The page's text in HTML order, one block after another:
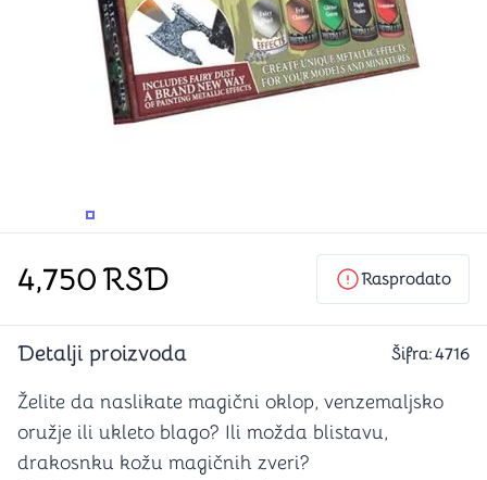
PROMENITE UGAO GLEDANJA
PROMENITE UGAO GLEDANJA
4,750RSD Rasprodato
Detalji proizvoda Šifra:4716
Želite da naslikate magični oklop, venzemaljsko
oružje ili ukleto blago? Ili možda blistavu,
drakosnku kožu magičnih zveri?